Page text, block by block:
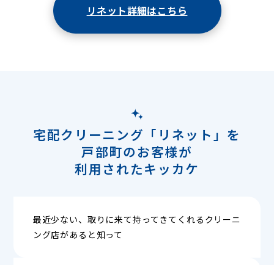
リネット詳細はこちら
宅配クリーニング「リネット」を
戸部町のお客様が
利用されたキッカケ
最近少ない、取りに来て持ってきてくれるクリーニ
ング店があると知って